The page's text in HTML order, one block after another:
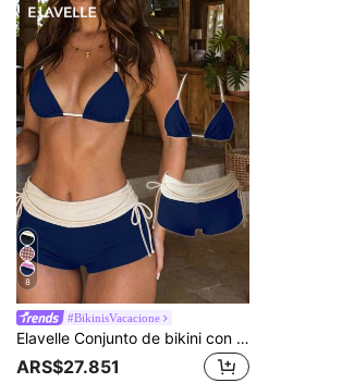
8
#BikinisVacacione
Elavelle Conjunto de bikini con bloques de color que consiste en una copa triangular con cuello y shorts envolventes de cintura alta. Estiliza y cubre la grasa corporal. Traje de baño para vacaciones de verano
ARS$27.851